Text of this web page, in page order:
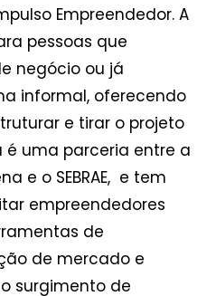
Empreendedor. A
pessoas que
negócio ou já
informal, oferecendo
e tirar o projeto
é uma parceria entre a
e o SEBRAE, e tem
empreendedores
de
de mercado e
surgimento de